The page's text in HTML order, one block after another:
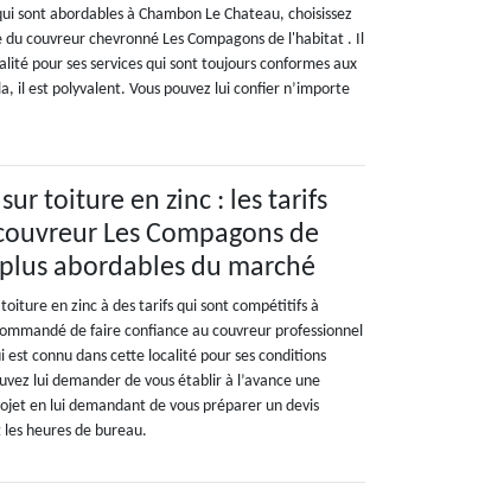
sont abordables à Chambon Le Chateau, choisissez
du couvreur chevronné Les Compagons de l'habitat . Il
pour ses services qui sont toujours conformes aux
il est polyvalent. Vous pouvez lui confier n’importe
toiture en zinc : les tarifs
Les Compagons de
abordables du marché
en zinc à des tarifs qui sont compétitifs à
de faire confiance au couvreur professionnel
est connu dans cette localité pour ses conditions
lui demander de vous établir à l’avance une
en lui demandant de vous préparer un devis
heures de bureau.